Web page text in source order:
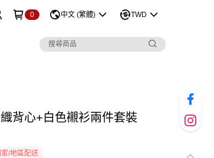
0 中文 (繁體) TWD
背心+白色襯衫兩件套裝
家/地區配送